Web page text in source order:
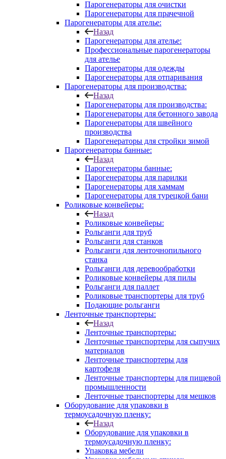
Парогенераторы для очистки
Парогенераторы для прачечной
Парогенераторы для ателье:
Назад
Парогенераторы для ателье:
Профессиональные парогенераторы
для ателье
Парогенераторы для одежды
Парогенераторы для отпаривания
Парогенераторы для производства:
Назад
Парогенераторы для производства:
Парогенераторы для бетонного завода
Парогенераторы для швейного
производства
Парогенераторы для стройки зимой
Парогенераторы банные:
Назад
Парогенераторы банные:
Парогенераторы для парилки
Парогенераторы для хаммам
Парогенераторы для турецкой бани
Роликовые конвейеры:
Назад
Роликовые конвейеры:
Рольганги для труб
Рольганги для станков
Рольганги для ленточнопильного
станка
Рольганги для деревообработки
Роликовые конвейеры для пилы
Рольганги для паллет
Роликовые транспортеры для труб
Подающие рольганги
Ленточные транспортеры:
Назад
Ленточные транспортеры:
Ленточные транспортеры для сыпучих
материалов
Ленточные транспортеры для
картофеля
Ленточные транспортеры для пищевой
промышленности
Ленточные транспортеры для мешков
Оборудование для упаковки в
термоусадочную пленку:
Назад
Оборудование для упаковки в
термоусадочную пленку:
Упаковка мебели